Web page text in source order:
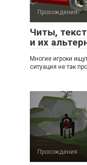
Прохождения
Читы,
и их
Многие игроки
ситуация не так
Прохождения